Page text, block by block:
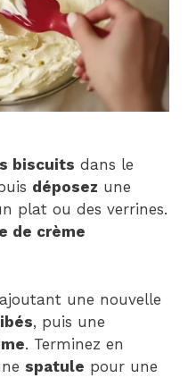
biscuits dans le
déposez une
plat ou des verrines.
de crème
une nouvelle
, puis une
. Terminez en
spatule pour une